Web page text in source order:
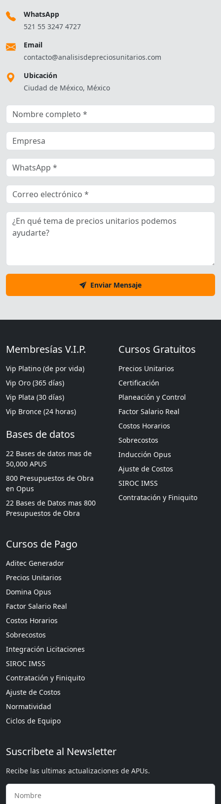
WhatsApp
521 55 3247 4727
Email
contacto@analisisdepreciosunitarios.com
Ubicación
Ciudad de México, México
Enviar Mensaje
Membresías V.I.P.
Vip Platino (de por vida)
Vip Oro (365 días)
Vip Plata (30 días)
Vip Bronce (24 horas)
Bases de datos
22 Bases de datos mas de
50,000 APUS
800 Presupuestos de Obra
en Opus
22 Bases de Datos mas 800
Presupuestos de Obra
Cursos Gratuitos
Precios Unitarios
Certificación
Planeación y Control
Factor Salario Real
Costos Horarios
Sobrecostos
Inducción Opus
Ajuste de Costos
SIROC IMSS
Contratación y Finiquito
Cursos de Pago
Aditec Generador
Precios Unitarios
Domina Opus
Factor Salario Real
Costos Horarios
Sobrecostos
Integración Licitaciones
SIROC IMSS
Contratación y Finiquito
Ajuste de Costos
Normatividad
Ciclos de Equipo
Suscribete al Newsletter
Recibe las ultimas actualizaciones de APUs.